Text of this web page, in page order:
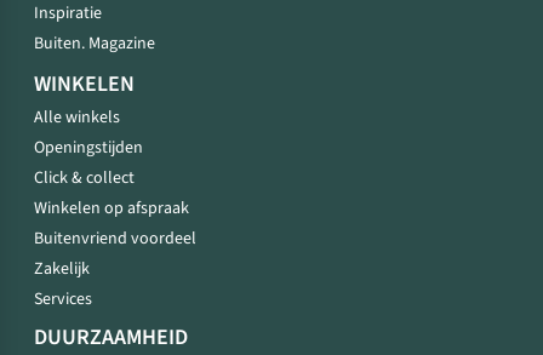
Inspiratie
Buiten. Magazine
WINKELEN
Alle winkels
Openingstijden
Click & collect
Winkelen op afspraak
Buitenvriend voordeel
Zakelijk
Services
DUURZAAMHEID